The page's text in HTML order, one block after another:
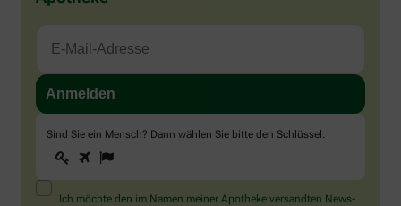
Sind Sie ein Mensch? Dann wählen Sie bitte den Schlüssel .
Sind
Sie
ein
Mensch?
1 2
Ich möchte den im Namen meiner Apotheke versandten News-